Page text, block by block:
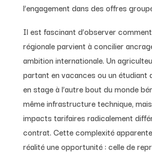
l’engagement dans des offres
Il est fascinant d’observer
régionale parvient à concilier
ambition internationale. Un
partant en vacances ou un étudiant
en stage à l’autre bout du monde
même infrastructure technique,
impacts tarifaires radicalement
contrat. Cette complexité
réalité une opportunité : celle de